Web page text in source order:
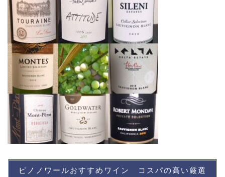
ピノノワールおすすめワイン コスパの高い厳選